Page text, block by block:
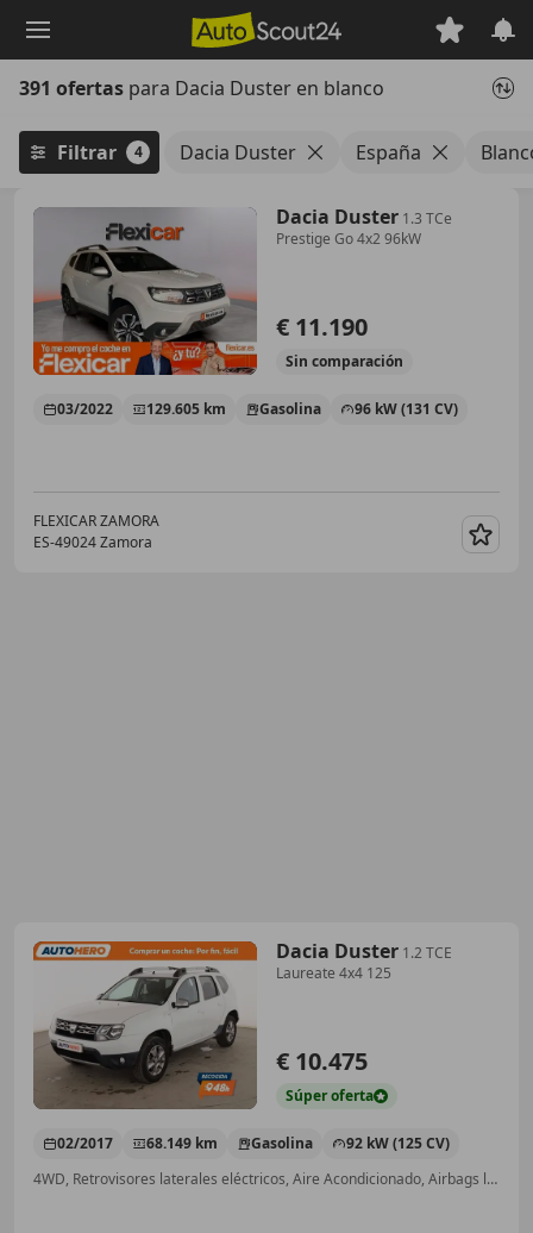
principal
391 ofertas para Dacia Duster en blanco
Filtrar 4 Dacia Duster España
Dacia Duster 1.3 TCe
Prestige Go 4x2 96kW
€ 11.190
Sin comparación
03/2022 129.605 km Gasolina 96 kW (131 CV)
FLEXICAR ZAMORA
ES-49024 Zamora
Dacia Duster 1.2 TCE
Laureate 4x4 125
€ 10.475
Súperoferta
02/2017 68.149 km Gasolina
92 kW (125 CV)
4WD, Retrovisores laterales eléctricos, Aire Acondicionado, Airbags laterales, Ordenador, Control de tracción